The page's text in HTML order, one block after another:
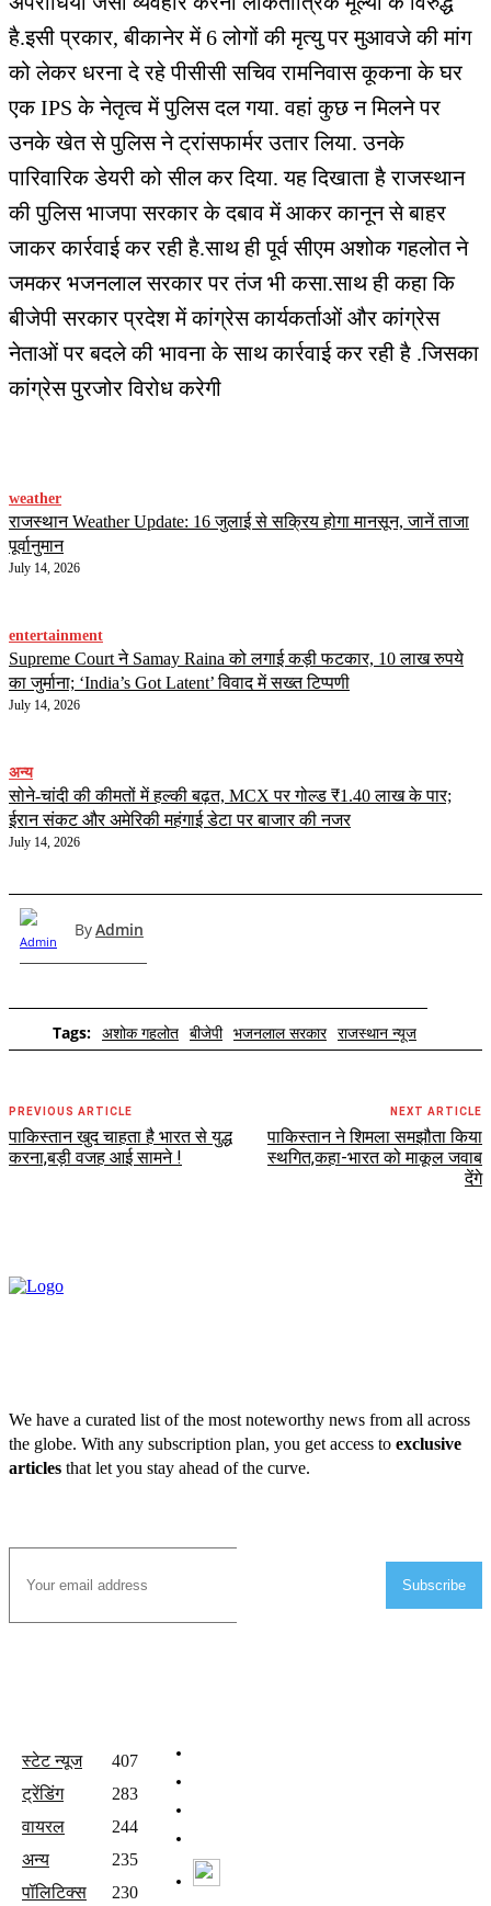
है.इसी प्रकार, बीकानेर में 6 लोगों की मृत्यु पर मुआवजे की मांग
को लेकर धरना दे रहे पीसीसी सचिव रामनिवास कूकना के घर
एक IPS के नेतृत्व में पुलिस दल गया. वहां कुछ न मिलने पर
उनके खेत से पुलिस ने ट्रांसफार्मर उतार लिया. उनके
पारिवारिक डेयरी को सील कर दिया. यह दिखाता है राजस्थान
की पुलिस भाजपा सरकार के दबाव में आकर कानून से बाहर
जाकर कार्रवाई कर रही है.साथ ही पूर्व सीएम अशोक गहलोत ने
जमकर भजनलाल सरकार पर तंज भी कसा.साथ ही कहा कि
बीजेपी सरकार प्रदेश में कांग्रेस कार्यकर्ताओं और कांग्रेस
नेताओं पर बदले की भावना के साथ कार्रवाई कर रही है .जिसका
कांग्रेस पुरजोर विरोध करेगी
weather
राजस्थान Weather Update: 16 जुलाई से सक्रिय होगा मानसून, जानें ताजा
पूर्वानुमान
July 14, 2026
entertainment
Supreme Court ने Samay Raina को लगाई कड़ी फटकार, 10 लाख रुपये
का जुर्माना; ‘India’s Got Latent’ विवाद में सख्त टिप्पणी
July 14, 2026
अन्य
सोने-चांदी की कीमतों में हल्की बढ़त, MCX पर गोल्ड ₹1.40 लाख के पार;
ईरान संकट और अमेरिकी महंगाई डेटा पर बाजार की नजर
July 14, 2026
ByAdmin
Tags: अशोक गहलोत बीजेपी भजनलाल सरकार राजस्थान न्यूज
PREVIOUS ARTICLE
पाकिस्तान खुद चाहता है भारत से युद्ध
करना,बड़ी वजह आई सामने !
NEXT ARTICLE
पाकिस्तान ने शिमला समझौता किया
स्थगित,कहा-भारत को माकूल जवाब
देंगे
We have a curated list of the most noteworthy news from all across
the globe. With any subscription plan, you get access to exclusive
articles that let you stay ahead of the curve.
Subscribe
स्टेट न्यूज
407
ट्रेंडिंग
283
वायरल
244
अन्य
235
पॉलिटिक्स
230